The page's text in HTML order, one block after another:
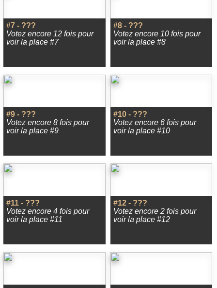
#7 - ???
Votez encore 12 fois pour
voir la place #7
#8 - ???
Votez encore 10 fois pour
voir la place #8
#9 - ???
Votez encore 8 fois pour
voir la place #9
#10 - ???
Votez encore 6 fois pour
voir la place #10
#11 - ???
Votez encore 4 fois pour
voir la place #11
#12 - ???
Votez encore 2 fois pour
voir la place #12